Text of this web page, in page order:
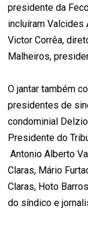
presidente da
incluíram Valcides
Victor Corrêa,
Malheiros,
O jantar também
presidentes de
condominial
Presidente do
Antonio Alberto
Claras, Mário
Claras, Hoto
do síndico e